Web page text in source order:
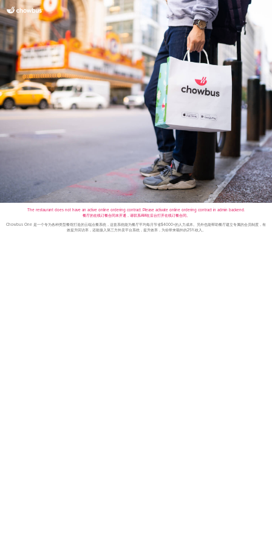
The restaurant does not have an active online ordering contract. Please activate online ordering contract in admin backend.
餐厅的在线订餐合同未开通，请联系AM在后台打开在线订餐合同。
Chowbus One 是一个专为各种类型餐馆打造的云端点餐系统，这套系统能为餐厅平均每月节省$4000+的人力成本。另外也能帮助餐厅建立专属的会员制度，有
效提升回访率，还能接入第三方外卖平台系统，提升效率，为你带来额外的25%收入。